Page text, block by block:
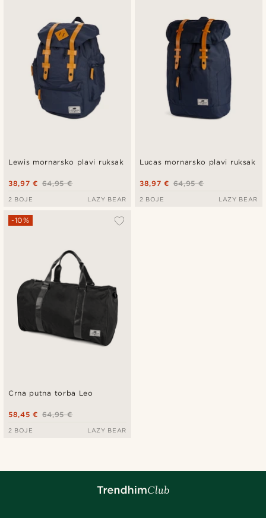
Lewis mornarsko plavi ruksak
64,95 €
38,97 €
2 BOJE LAZY BEAR
Lucas mornarsko plavi ruksak
64,95 €
38,97 €
2 BOJE LAZY BEAR
Crna putna torba Leo
-10%
64,95 €
58,45 €
2 BOJE LAZY BEAR